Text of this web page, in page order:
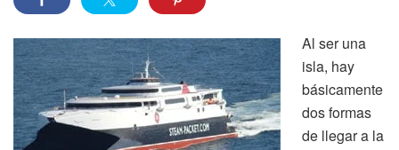
Al ser una
isla, hay
básicamente
dos formas
de llegar a la